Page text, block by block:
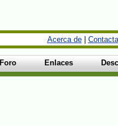
Acerca de|
Foro Enlaces